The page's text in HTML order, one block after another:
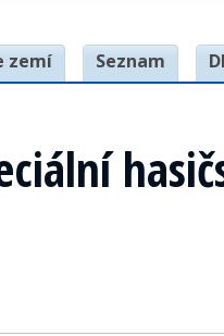
zemí Seznam